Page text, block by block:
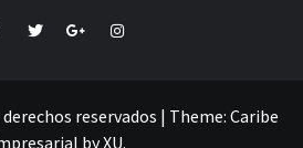
TwitterGoogle+Instagram
reservados | Theme: Caribe
byXU.